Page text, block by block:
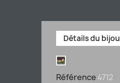
Détails du bijou
Référence 4712